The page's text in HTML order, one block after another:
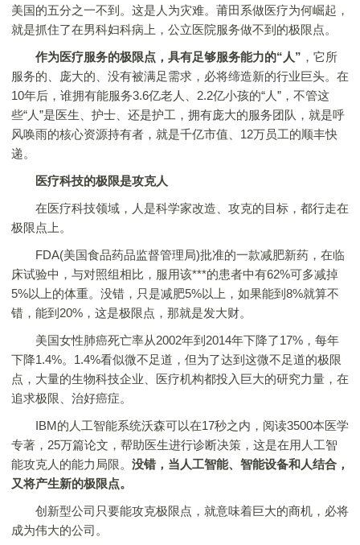
美国的五分之一不到。这是人为灾难。莆田系做医疗为何崛起，
就是抓住了在男科妇科病上，公立医院服务做不到的极限点。
作为医疗服务的极限点，具有足够服务能力的“人” ，它所
服务的、庞大的、没有被满足需求，必将缔造新的行业巨头。在
10年后，谁拥有能服务3.6亿老人、2.2亿小孩的“人”，不管这
些“人”是医生、护士、还是护工，拥有庞大的服务团队，就是呼
风唤雨的核心资源持有者，就是千亿市值、12万员工的顺丰快
递。
医疗科技的极限是攻克人
在医疗科技领域，人是科学家改造、攻克的目标，都行走在
极限点上。
FDA(美国食品药品监督管理局)批准的一款减肥新药，在临
床试验中，与对照组相比，服用该***的患者中有62%可多减掉
5%以上的体重。没错，只是减肥5%以上，如果能到8%就算不
错，能到20%，这是极限点，那就是发大财。
美国女性肺癌死亡率从2002年到2014年下降了17%，每年
下降1.4%。1.4%看似微不足道，但为了达到这微不足道的极限
点，大量的生物科技企业、医疗机构都投入巨大的研究力量，在
追求极限、治好癌症。
IBM的人工智能系统沃森可以在17秒之内，阅读3500本医学
专著，25万篇论文，帮助医生进行诊断决策，这是在用人工智
能攻克人的能力局限。 没错，当人工智能、智能设备和人结合，
又将产生新的极限点。
创新型公司只要能攻克极限点，就意味着巨大的商机，必将
成为伟大的公司。